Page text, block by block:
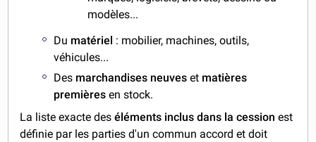
modèles...
Du matériel : mobilier, machines, outils,
véhicules...
Des marchandises neuves et matières
premières en stock.
La liste exacte deséléments inclus dans la cession est
définie par les parties d'un commun accord et doit